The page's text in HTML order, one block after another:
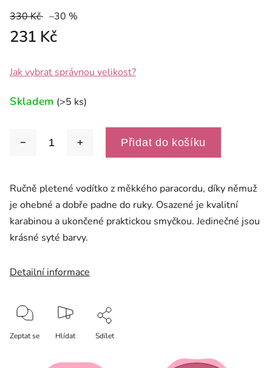
330 Kč –30 %
231 Kč
Skladem (>5 ks)
Jak vybrat správnou velikost?
Přidat do košíku
Ručně pletené vodítko z měkkého paracordu, díky němuž
je ohebné a dobře padne do ruky. Osazené je kvalitní
karabinou a ukončené praktickou smyčkou. Jedinečné jsou
krásné syté barvy.
Detailní informace
Zeptat se Hlídat Sdílet